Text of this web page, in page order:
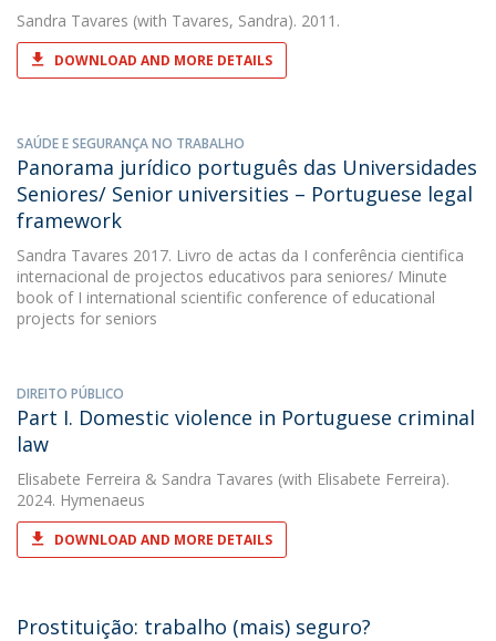
Sandra Tavares (with Tavares, Sandra). 2011.
DOWNLOAD AND MORE DETAILS
SAÚDE E SEGURANÇA NO TRABALHO
Panorama jurídico português das Universidades
Seniores/ Senior universities – Portuguese legal
framework
Sandra Tavares 2017. Livro de actas da I conferência cientifica
internacional de projectos educativos para seniores/ Minute
book of I international scientific conference of educational
projects for seniors
DIREITO PÚBLICO
Part I. Domestic violence in Portuguese criminal
law
Elisabete Ferreira & Sandra Tavares (with Elisabete Ferreira).
2024. Hymenaeus
DOWNLOAD AND MORE DETAILS
Prostituição: trabalho (mais) seguro?